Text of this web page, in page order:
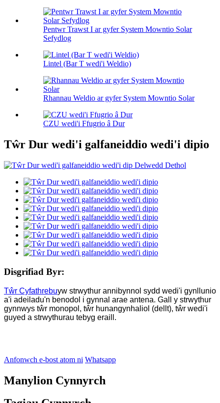
Pentwr Trawst I ar gyfer System Mowntio Solar
Sefydlog
Lintel (Bar T wedi'i Weldio)
Rhannau Weldio ar gyfer System Mowntio Solar
CZU wedi'i Ffugrio â Dur
Tŵr Dur wedi'i galfaneiddio wedi'i dipio
Disgrifiad Byr:
Tŵr Cyfathrebuyw strwythur annibynnol sydd wedi'i gynllunio
a'i adeiladu'n benodol i gynnal arae antena. Gall y strwythur
gynnwys tŵr monopol, tŵr hunangynhaliol (dellt), tŵr wedi'i
guyed a strwythurau tebyg eraill.
Anfonwch e-bost atom ni Whatsapp
Manylion Cynnyrch